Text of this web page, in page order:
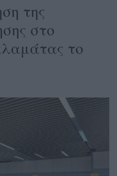
της
στο
το